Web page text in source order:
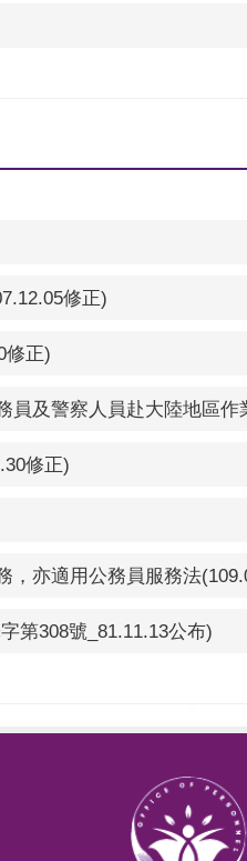
修正)
修正)
及警察人員赴大陸地區作
修正)
亦適用公務員服務法
第308號_81.11.13公布)